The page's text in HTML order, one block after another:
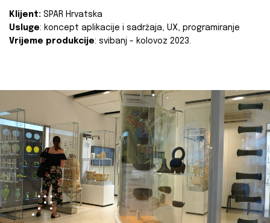
Klijent: SPAR Hrvatska
Usluge: koncept aplikacije i sadržaja, UX, programiranje
Vrijeme produkcije: svibanj - kolovoz 2023.